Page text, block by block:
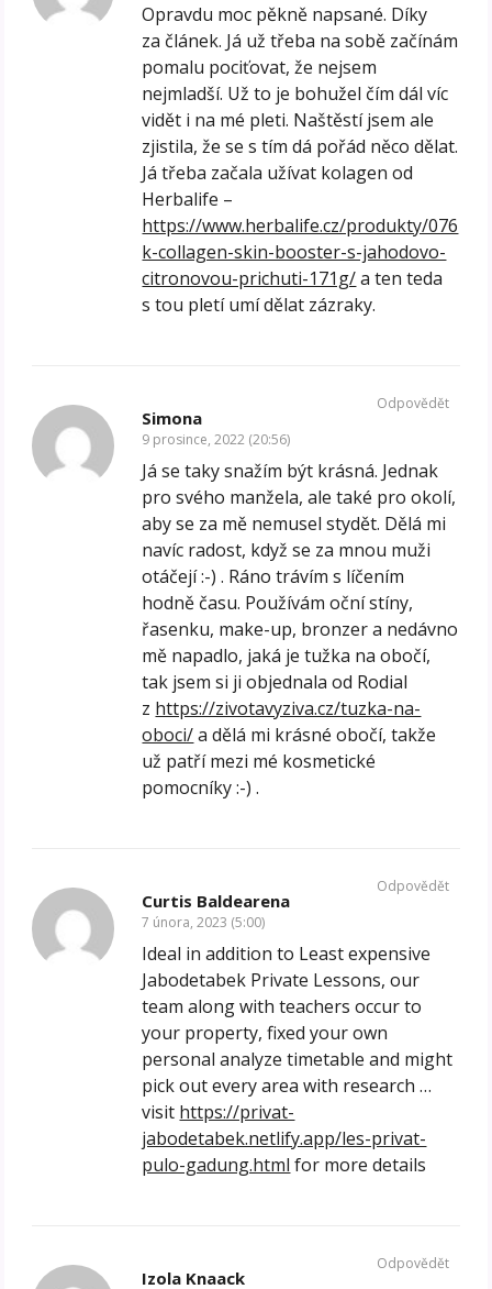
Opravdu moc pěkně napsané. Díky
za článek. Já už třeba na sobě začínám
pomalu pociťovat, že nejsem
nejmladší. Už to je bohužel čím dál víc
vidět i na mé pleti. Naštěstí jsem ale
zjistila, že se s tím dá pořád něco dělat.
Já třeba začala užívat kolagen od
Herbalife –
https://www.herbalife.cz/produkty/076
k-collagen-skin-booster-s-jahodovo-
citronovou-prichuti-171g/a ten teda
s tou pletí umí dělat zázraky.
Simona
9 prosince, 2022 (20:56)
Já se taky snažím být krásná. Jednak
pro svého manžela, ale také pro okolí,
aby se za mě nemusel stydět. Dělá mi
navíc radost, když se za mnou muži
otáčejí :-) . Ráno trávím s líčením
hodně času. Používám oční stíny,
řasenku, make-up, bronzer a nedávno
mě napadlo, jaká je tužka na obočí,
tak jsem si ji objednala od Rodial
z https://zivotavyziva.cz/tuzka-na-
oboci/a dělá mi krásné obočí, takže
už patří mezi mé kosmetické
pomocníky :-) .
Odpovědět
Curtis Baldearena
7 února, 2023 (5:00)
Ideal in addition to Least expensive
Jabodetabek Private Lessons, our
team along with teachers occur to
your property, fixed your own
personal analyze timetable and might
pick out every area with research …
visit https://privat-
jabodetabek.netlify.app/les-privat-
pulo-gadung.html for more details
Odpovědět
Izola Knaack
Odpovědět